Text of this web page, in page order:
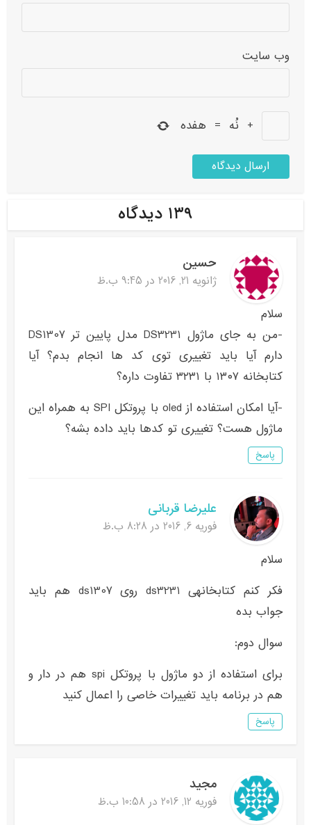
وب‌ سایت
+ نُه = هفده
۱۳۹ دیدگاه
حسین
ژانویه 21, 2016 در 9:45 ب.ظ
سلام
-من به جای ماژول DS3231 مدل پایین تر DS1307
دارم آیا باید تغییری توی کد ها انجام بدم؟ آیا
کتابخانه ۱۳۰۷ با ۳۲۳۱ تفاوت داره؟
-آیا امکان استفاده از oled با پروتکل SPI به همراه این
ماژول هست؟ تغییری تو کدها باید داده بشه؟
پاسخ
علیرضا قربانی
فوریه 6, 2016 در 8:28 ب.ظ
سلام
فکر کنم کتابخانهی ds3231 روی ds1307 هم باید
جواب بده
سوال دوم:
برای استفاده از دو ماژول با پروتکل spi هم در دار و
هم در برنامه باید تغییرات خاصی را اعمال کنید
پاسخ
مجید
فوریه 12, 2016 در 10:58 ب.ظ